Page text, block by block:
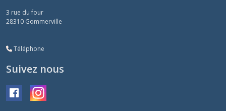
3 rue du four
28310 Gommerville
Téléphone
Suivez nous